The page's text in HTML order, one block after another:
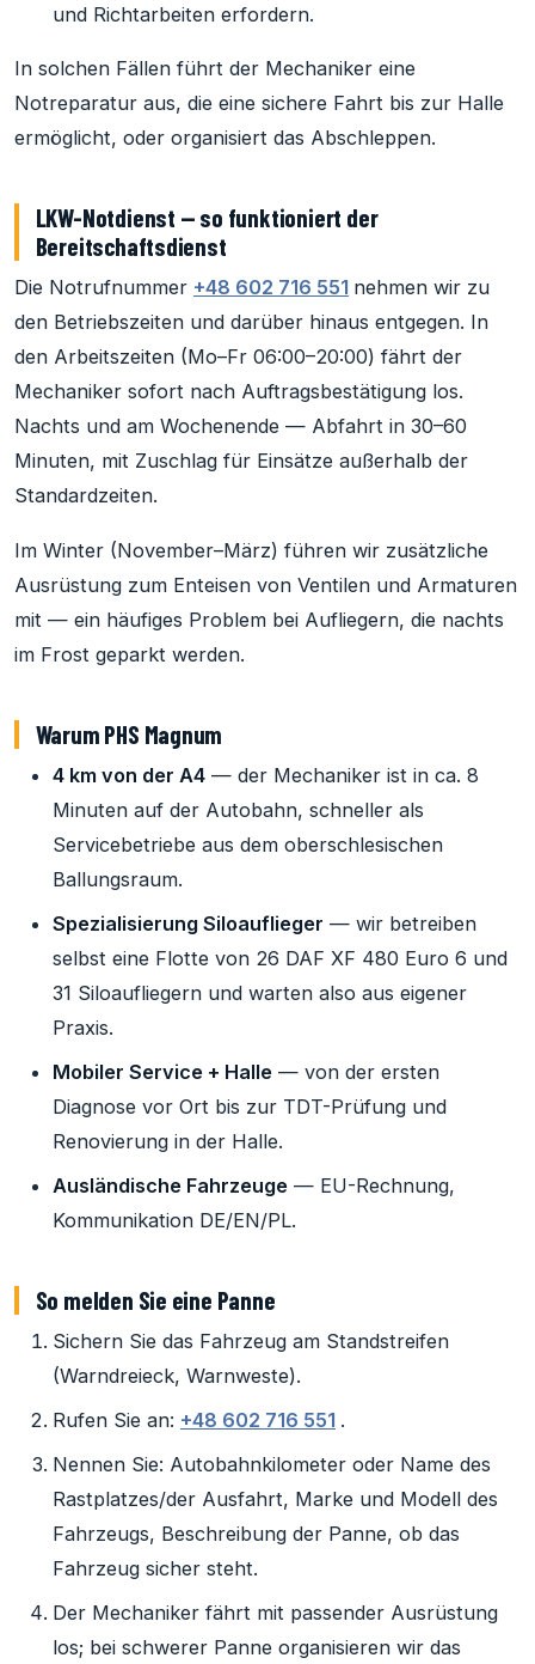
und Richtarbeiten erfordern.
In solchen Fällen führt der Mechaniker eine
Notreparatur aus, die eine sichere Fahrt bis zur Halle
ermöglicht, oder organisiert das Abschleppen.
LKW-Notdienst — so funktioniert der
Bereitschaftsdienst
Die Notrufnummer +48 602 716 551 nehmen wir zu
den Betriebszeiten und darüber hinaus entgegen. In
den Arbeitszeiten (Mo–Fr 06:00–20:00) fährt der
Mechaniker sofort nach Auftragsbestätigung los.
Nachts und am Wochenende — Abfahrt in 30–60
Minuten, mit Zuschlag für Einsätze außerhalb der
Standardzeiten.
Im Winter (November–März) führen wir zusätzliche
Ausrüstung zum Enteisen von Ventilen und Armaturen
mit — ein häufiges Problem bei Aufliegern, die nachts
im Frost geparkt werden.
Warum PHS Magnum
4 km von der A4 — der Mechaniker ist in ca. 8
Minuten auf der Autobahn, schneller als
Servicebetriebe aus dem oberschlesischen
Ballungsraum.
Spezialisierung Siloauflieger — wir betreiben
selbst eine Flotte von 26 DAF XF 480 Euro 6 und
31 Siloaufliegern und warten also aus eigener
Praxis.
Mobiler Service + Halle — von der ersten
Diagnose vor Ort bis zur TDT-Prüfung und
Renovierung in der Halle.
Ausländische Fahrzeuge — EU-Rechnung,
Kommunikation DE/EN/PL.
So melden Sie eine Panne
Sichern Sie das Fahrzeug am Standstreifen
(Warndreieck, Warnweste).
Rufen Sie an: +48 602 716 551 .
Nennen Sie: Autobahnkilometer oder Name des
Rastplatzes/der Ausfahrt, Marke und Modell des
Fahrzeugs, Beschreibung der Panne, ob das
Fahrzeug sicher steht.
Der Mechaniker fährt mit passender Ausrüstung
los; bei schwerer Panne organisieren wir das